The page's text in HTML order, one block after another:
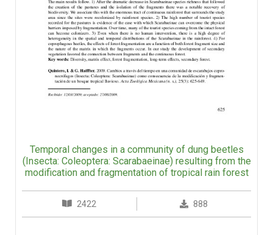
Temporal changes in a community of dung beetles
(Insecta: Coleoptera: Scarabaeinae) resulting from the
modification and fragmentation of tropical rain forest
2422 888